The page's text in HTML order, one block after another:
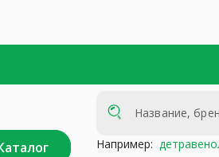
Например: